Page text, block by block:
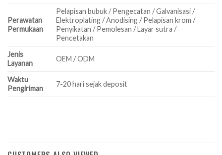
Perawatan
Permukaan
Pelapisan bubuk / Pengecatan / Galvanisasi /
Elektroplating / Anodising / Pelapisan krom /
Penyikatan / Pemolesan / Layar sutra /
Pencetakan
Jenis
Layanan
OEM / ODM
Waktu
Pengiriman
7-20 hari sejak deposit